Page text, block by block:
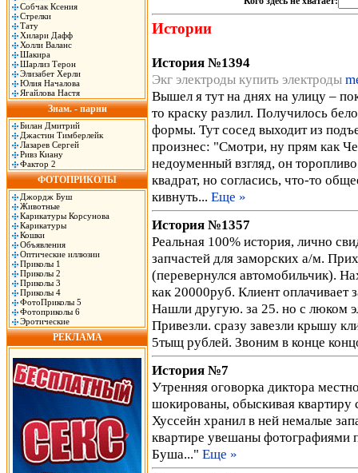
Собчак Ксения
Стрелки
Тату
Хилари Дафф
Холли Валанс
Шакира
Шарлиз Терон
Элизабет Херли
Юлия Началова
Ягайлова Настя
Знам. - парни
Билан Дмитрий
Джастин Тимберлейк
Лазарев Сергей
Ривз Киану
Фактор 2
ФОТОПРИКОЛЫ
Джордж Буш
Животные
Карикатуры Корсунова
Карикатуры
Кошки
Объявления
Оптические иллюзии
Приколы 1
Приколы 2
Приколы 3
Приколы 4
ФотоПриколы 5
Фотоприколы 6
Эротические
РЕКЛАМА
Истории
История №1394
Экг электроды купить электроды
Вышел я тут на днях на улицу –
то краску разлил. Получилось
формы. Тут сосед выходит из
произнес: "Смотри, ну прям как
недоуменный взгляд, он
квадрат, но согласись, что-то
кивнуть... Еще »
История №1357
Реальная 100% история, лично
запчастей для заморских а/м.
(перевернулся автомобильчик).
как 20000руб. Клиент оплачивает
Нашли другую. за 25. но с люком
Привезли. сразу завезли крышу
5тыщ рублей. Звоним в конце
История №7
Утренняя оговорка диктора
шокированы, обыскивая квартиру
Хуссейн хранил в ней немалые
квартире увешаны фотографиями
Буша..." Еще »